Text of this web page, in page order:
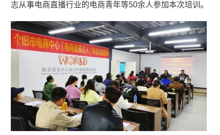
志从事电商直播行业的电商青年等50余人参加本次培训。